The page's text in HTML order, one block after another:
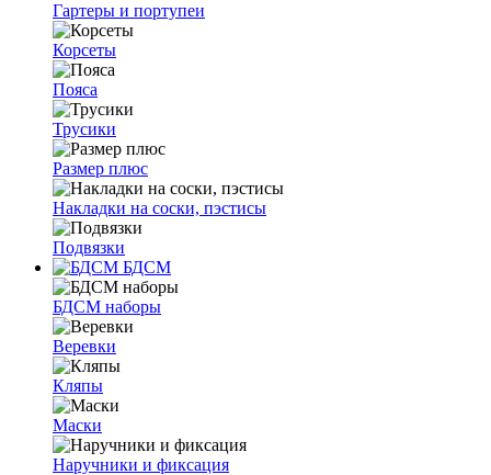
Гартеры и портупеи
Корсеты
Пояса
Трусики
Размер плюс
Накладки на соски, пэстисы
Подвязки
БДСМ
БДСМ наборы
Веревки
Кляпы
Маски
Наручники и фиксация